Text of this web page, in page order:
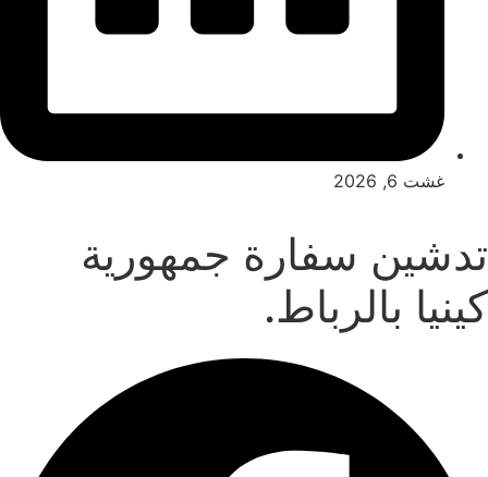
غشت 6, 2026
تدشين سفارة جمهورية
كينيا بالرباط.